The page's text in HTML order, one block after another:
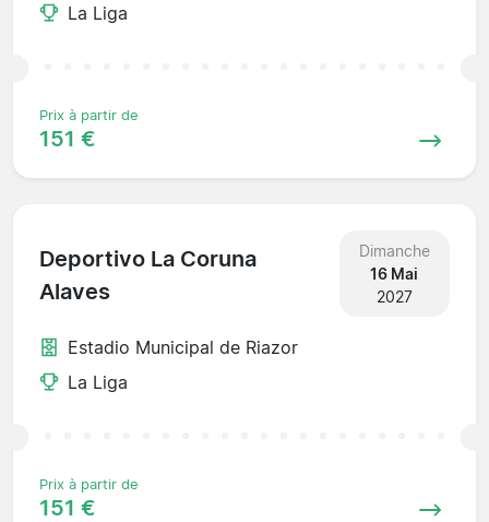
La Liga
Prix à partir de
151 €
Deportivo La Coruna
Alaves
Dimanche
16 Mai
2027
Estadio Municipal de Riazor
La Liga
Prix à partir de
151 €